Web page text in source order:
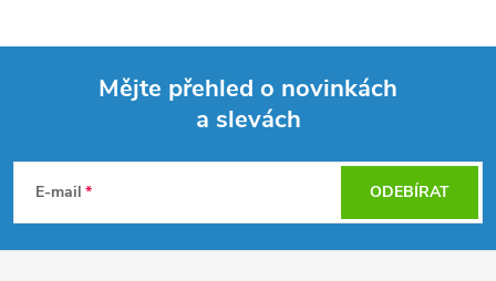
p
Mějte přehled o novinkách
a slevách
E-mail ODEBÍRAT